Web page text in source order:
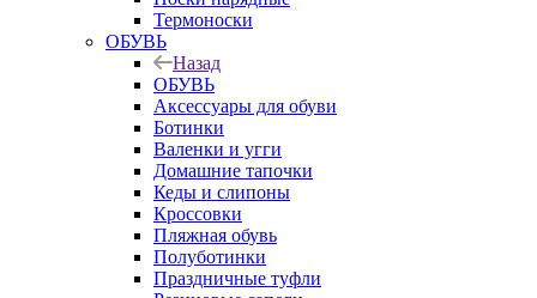
Термоноски
ОБУВЬ
Назад
ОБУВЬ
Аксессуары для обуви
Ботинки
Валенки и угги
Домашние тапочки
Кеды и слипоны
Кроссовки
Пляжная обувь
Полуботинки
Праздничные туфли